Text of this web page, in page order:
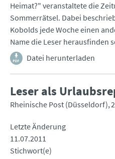
Heimat?" veranstaltete die
Sommerrätsel. Dabei
Kobolds jede Woche einen
Name die Leser herausfinden
Datei herunterladen
Leser als
Rheinische Post (Düsseldorf)
Letzte Änderung
11.07.2011
Stichwort(e)